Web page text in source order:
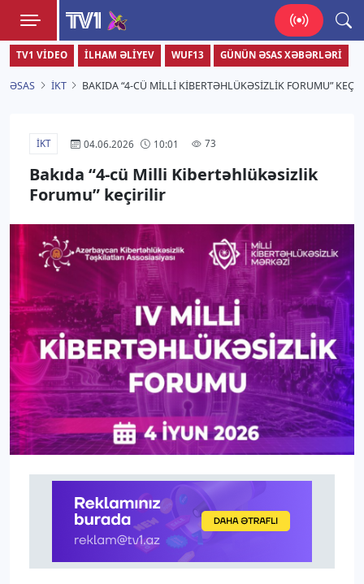
TV1
Zamanı bizimlə yaşa!
TV1 VIDEO İLHAM ƏLIYEV WUF13 GÜNÜN ƏSAS XƏBƏRLƏRI
ƏSAS İKT BAKIDA “4-CÜ MILLI KIBERTƏHLÜKƏSIZLIK FORUMU”
İKT 04.06.2026 10:01 73
Bakıda “4-cü Milli Kibertəhlükəsizlik
Forumu” keçirilir